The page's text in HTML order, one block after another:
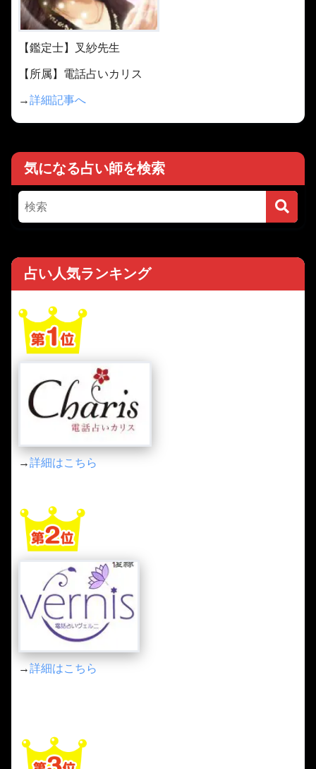
【鑑定士】叉紗先生
【所属】電話占いカリス
→詳細記事へ
気になる占い師を検索
占い人気ランキング
→詳細はこちら
→詳細はこちら